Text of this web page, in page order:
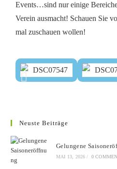
Events…sind nur einige
Verein ausmacht! Schauen Sie
mal zuschauen wollen!
Neuste Beiträge
Gelungene
MAI 13, 2026 / 0